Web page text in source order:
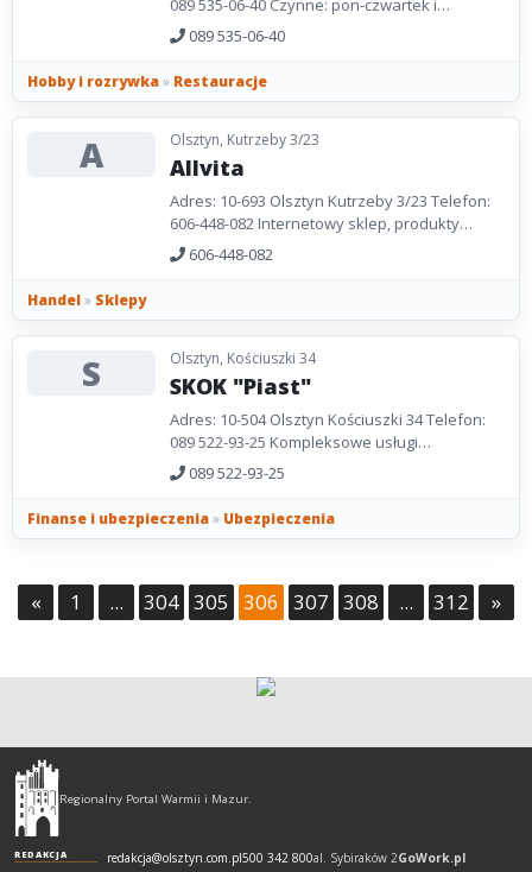
089 535-06-40 Czynne: pon-czwartek i
niedziela 10.00-21.00, piątek-sobota 10.00-
22.00. Strona WWW:...
089 535-06-40
Hobby i rozrywka» Restauracje
A Olsztyn, Kutrzeby 3/23
Allvita
Adres: 10-693 Olsztyn Kutrzeby 3/23 Telefon:
606-448-082 Internetowy sklep, produkty
naturalne. Strona WWW: www.tiens-polska.pl
606-448-082
Handel» Sklepy
S Olsztyn, Kościuszki 34
SKOK "Piast"
Adres: 10-504 Olsztyn Kościuszki 34 Telefon:
089 522-93-25 Kompleksowe usługi
ubezpieczeniowe i finansowe. Udzielanie
pożyczek Obsługa rachunków...
089 522-93-25
Finanse i ubezpieczenia» Ubezpieczenia
« 1 ... 304 305 306 307 308 ... 312 »
Olsztyn
-
regionalny
portal
Regionalny Portal Warmii i Mazur.
REDAKCJA redakcja@olsztyn.com.pl500 342 800al. Sybiraków 2GoWork.pl